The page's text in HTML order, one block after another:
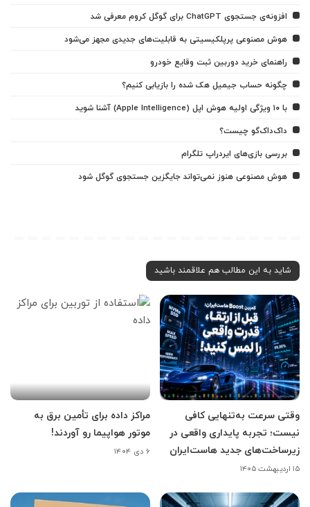
افزونه‌ی جستجوی ChatGPT برای گوگل کروم معرفی شد
هوش مصنوعی پرپلکیسیتی به قابلیت‌های جدیدی مجهز می‌شود
راهنمای خرید دوربین ثبت وقایع خودرو
چگونه حساب جیمیل هک شده را بازیابی کنیم؟
با ۱۰ ویژگی اولیه هوش اپل (Apple Intelligence) آشنا شوید
داک‌داک‌گو چیست؟
بررسی بازی‌های ایردراپ تلگرام
هوش مصنوعی هنوز نمی‌تواند جایگزین جستجوی گوگل شود
شاید به این مطالب هم علاقمند باشید
وقتی سرعت به‌تنهایی کافی
نیست؛ تجربه پایداری واقعی در
زیرساخت‌های جدید هاست‌ایران
۱۵ اردیبهشت ۱۴۰۵
مراکز داده برای تأمین برق به
موتور هواپیما رو آوردند!
۶ دی ۱۴۰۴